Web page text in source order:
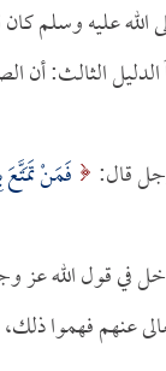
عليه وسلم
الثالث: أن
قال:
فَمَنْ
في قول الله عز
عنهم فهموا